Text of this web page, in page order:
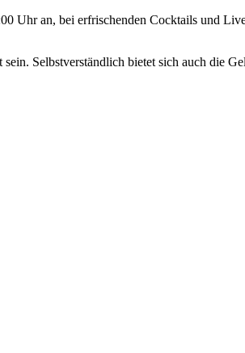
Uhr an, bei erfrischenden Cocktails und
Selbstverständlich bietet sich auch die